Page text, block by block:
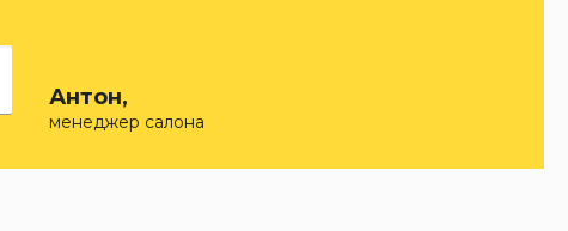
Антон,
менеджер салона